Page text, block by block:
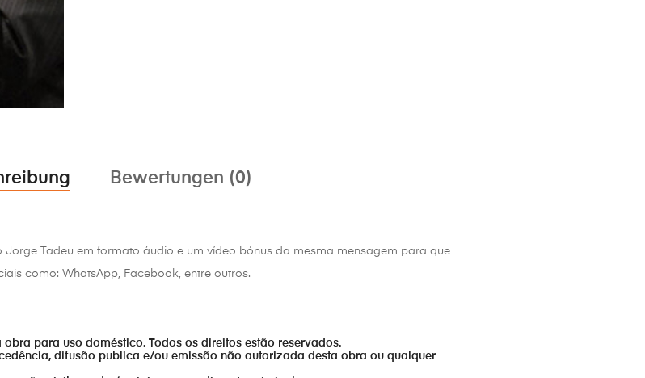
Bewertungen (0)
Tadeu em formato áudio e um vídeo bónus da mesma mensagem para que
como: WhatsApp, Facebook, entre outros.
para uso doméstico. Todos os direitos estão reservados.
difusão publica e/ou emissão não autorizada desta obra ou qualquer